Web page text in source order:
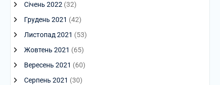
Січень 2022(32)
Грудень 2021 (42)
Листопад 2021 (53)
Жовтень 2021 (65)
Вересень 2021 (60)
Серпень 2021 (30)